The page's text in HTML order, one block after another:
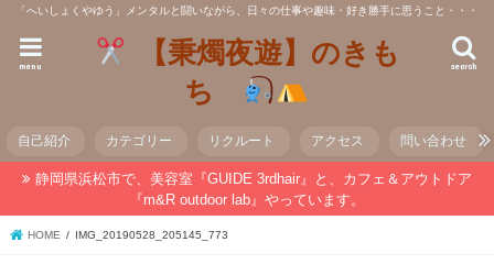
「へいしょくやゆう」メンタルと闘いながら、日々の仕事や趣味・好き勝手に思うこと・・・
【秉燭夜遊】のきも
ち
search
menu
自己紹介 カテゴリー リクルート アクセス 問い合わせ
静岡県浜松市で、美容室『GUIDE 3rdhair』と、カフェ＆アウトドア
『m&R outdoor lab』やっています。
HOME IMG_20190528_205145_773